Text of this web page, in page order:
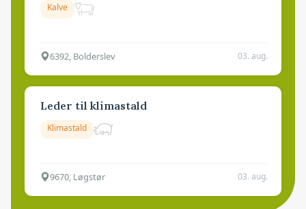
Kalve
6392, Bolderslev 03. aug.
Leder til klimastald
Klimastald
9670, Løgstør 03. aug.